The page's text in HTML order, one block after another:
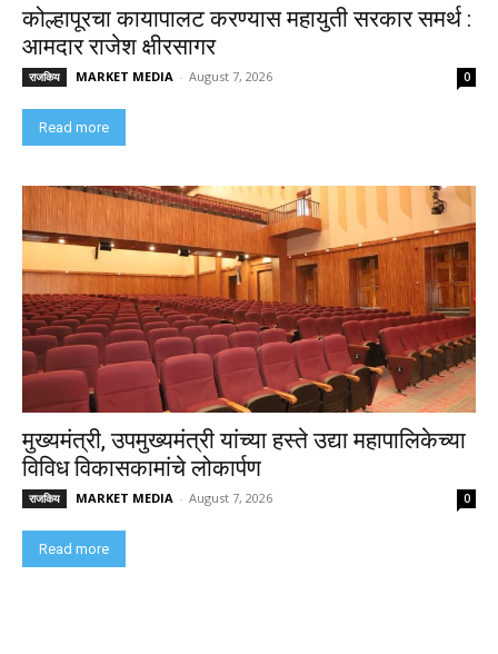
कोल्हापूरचा कायापालट करण्यास महायुती सरकार समर्थ :
आमदार राजेश क्षीरसागर
राजकिय MARKET MEDIA - August 7, 2026 0
Read more
मुख्यमंत्री, उपमुख्यमंत्री यांच्या हस्ते उद्या महापालिकेच्या
विविध विकासकामांचे लोकार्पण
राजकिय MARKET MEDIA - August 7, 2026 0
Read more